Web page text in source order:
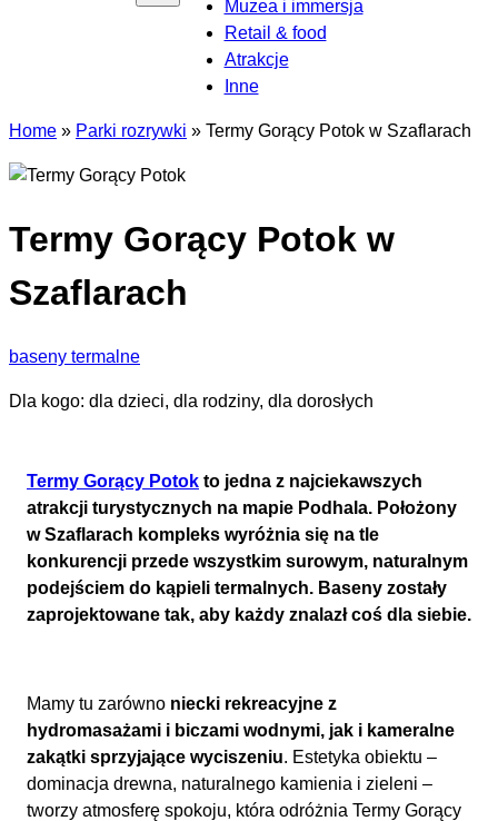
Muzea i immersja
Retail & food
Atrakcje
Inne
Home » Parki rozrywki » Termy Gorący Potok w Szaflarach
Termy Gorący Potok w
Szaflarach
baseny termalne
Dla kogo: dla dzieci, dla rodziny, dla dorosłych
Termy Gorący Potok to jedna z najciekawszych
atrakcji turystycznych na mapie Podhala. Położony
w Szaflarach kompleks wyróżnia się na tle
konkurencji przede wszystkim surowym, naturalnym
podejściem do kąpieli termalnych. Baseny zostały
zaprojektowane tak, aby każdy znalazł coś dla siebie.
Mamy tu zarówno niecki rekreacyjne z
hydromasażami i biczami wodnymi, jak i kameralne
zakątki sprzyjające wyciszeniu. Estetyka obiektu –
dominacja drewna, naturalnego kamienia i zieleni –
tworzy atmosferę spokoju, która odróżnia Termy Gorący